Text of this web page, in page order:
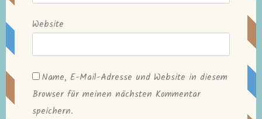
Website
Name, E-Mail-Adresse und Website in diesem
Browser für meinen nächsten Kommentar
speichern.